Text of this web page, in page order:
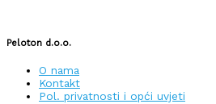
Peloton d.o.o.
O nama
Kontakt
Pol. privatnosti i opći uvjeti